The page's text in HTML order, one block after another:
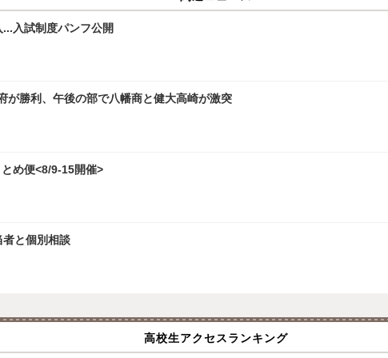
...入試制度パンフ公開
が勝利、午後の部で八幡商と健大高崎が激突
め便<8/9-15開催>
と個別相談
高校生アクセスランキング